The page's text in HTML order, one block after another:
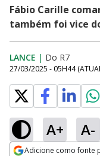
Fábio Carille
também foi vice
LANCE | Do R7
27/03/2025 - 05H44
A+ A-
Adicione como fonte